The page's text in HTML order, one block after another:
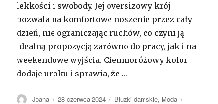
lekkości i swobody. Jej oversizowy krój
pozwala na komfortowe noszenie przez cały
dzień, nie ograniczając ruchów, co czyni ją
idealną propozycją zarówno do pracy, jak i na
weekendowe wyjścia. Ciemnoróżowy kolor
dodaje uroku i sprawia, że …
Autor
Joana Opublikowano
28 czerwca 2024 Kategorie
Bluzki damskie, Moda